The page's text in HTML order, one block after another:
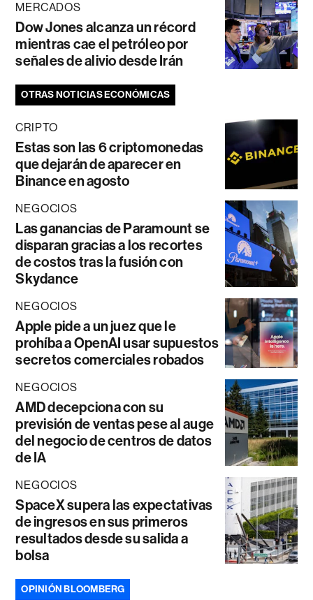
MERCADOS
Dow Jones alcanza un récord
mientras cae el petróleo por
señales de alivio desde Irán
OTRAS NOTICIAS ECONÓMICAS
CRIPTO
Estas son las 6 criptomonedas
que dejarán de aparecer en
Binance en agosto
NEGOCIOS
Las ganancias de Paramount se
disparan gracias a los recortes
de costos tras la fusión con
Skydance
NEGOCIOS
Apple pide a un juez que le
prohíba a OpenAI usar supuestos
secretos comerciales robados
NEGOCIOS
AMD decepciona con su
previsión de ventas pese al auge
del negocio de centros de datos
de IA
NEGOCIOS
SpaceX supera las expectativas
de ingresos en sus primeros
resultados desde su salida a
bolsa
OPINIÓN BLOOMBERG